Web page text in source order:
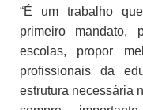
“É um trabalho
primeiro mandato,
escolas, propor
profissionais da
estrutura necessária